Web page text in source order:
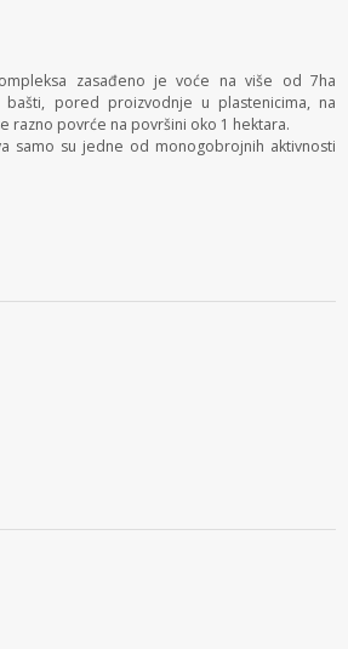
zasađeno je voće na više od 7ha
bašti, pored proizvodnje u plastenicima, na
razno povrće na površini oko 1 hektara.
samo su jedne od monogobrojnih aktivnosti